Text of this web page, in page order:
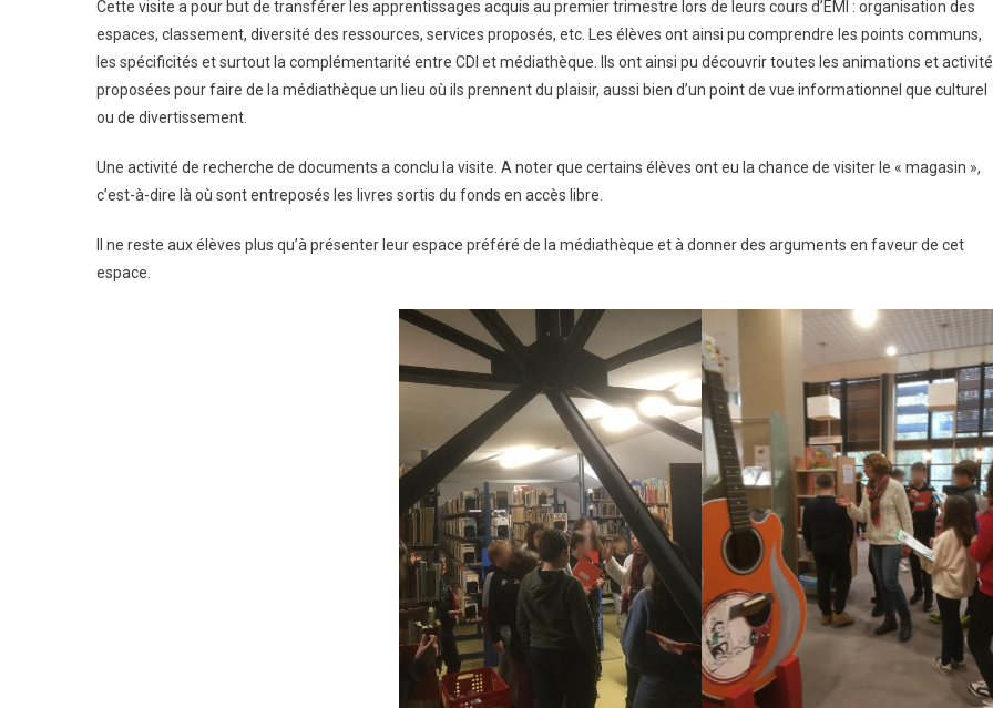
À
La
Médiathèque
De
Cette visite a pour but de transférer les apprentissages acquis au premier trimestre lors de leurs cours d’EMI : organisation des
espaces, classement, diversité des ressources, services proposés, etc. Les élèves ont ainsi pu comprendre les points communs,
les spécificités et surtout la complémentarité entre CDI et médiathèque. Ils ont ainsi pu découvrir toutes les animations et
proposées pour faire de la médiathèque un lieu où ils prennent du plaisir, aussi bien d’un point de vue informationnel que culturel
ou de divertissement.
Une activité de recherche de documents a conclu la visite. A noter que certains élèves ont eu la chance de visiter le « magasin »,
c’est-à-dire là où sont entreposés les livres sortis du fonds en accès libre.
Il ne reste aux élèves plus qu’à présenter leur espace préféré de la médiathèque et à donner des arguments en faveur de cet
espace.